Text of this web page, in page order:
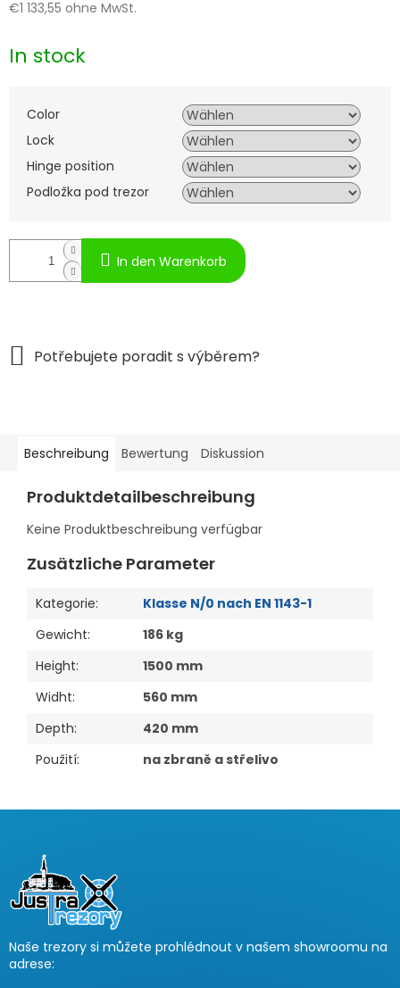
€1 133,55 ohne MwSt.
In stock
Color
Lock
Hinge position
Podložka pod trezor
In den Warenkorb
Beschreibung Bewertung Diskussion
Produktdetailbeschreibung
Keine Produktbeschreibung verfügbar
Zusätzliche Parameter
Kategorie:
Klasse N/0 nach EN 1143-1
Gewicht:
186 kg
Height:
1500 mm
Widht:
560 mm
Depth:
420 mm
Použití: na zbraně a střelivo
e
Naše trezory si můžete prohlédnout v našem showroomu na
adrese: